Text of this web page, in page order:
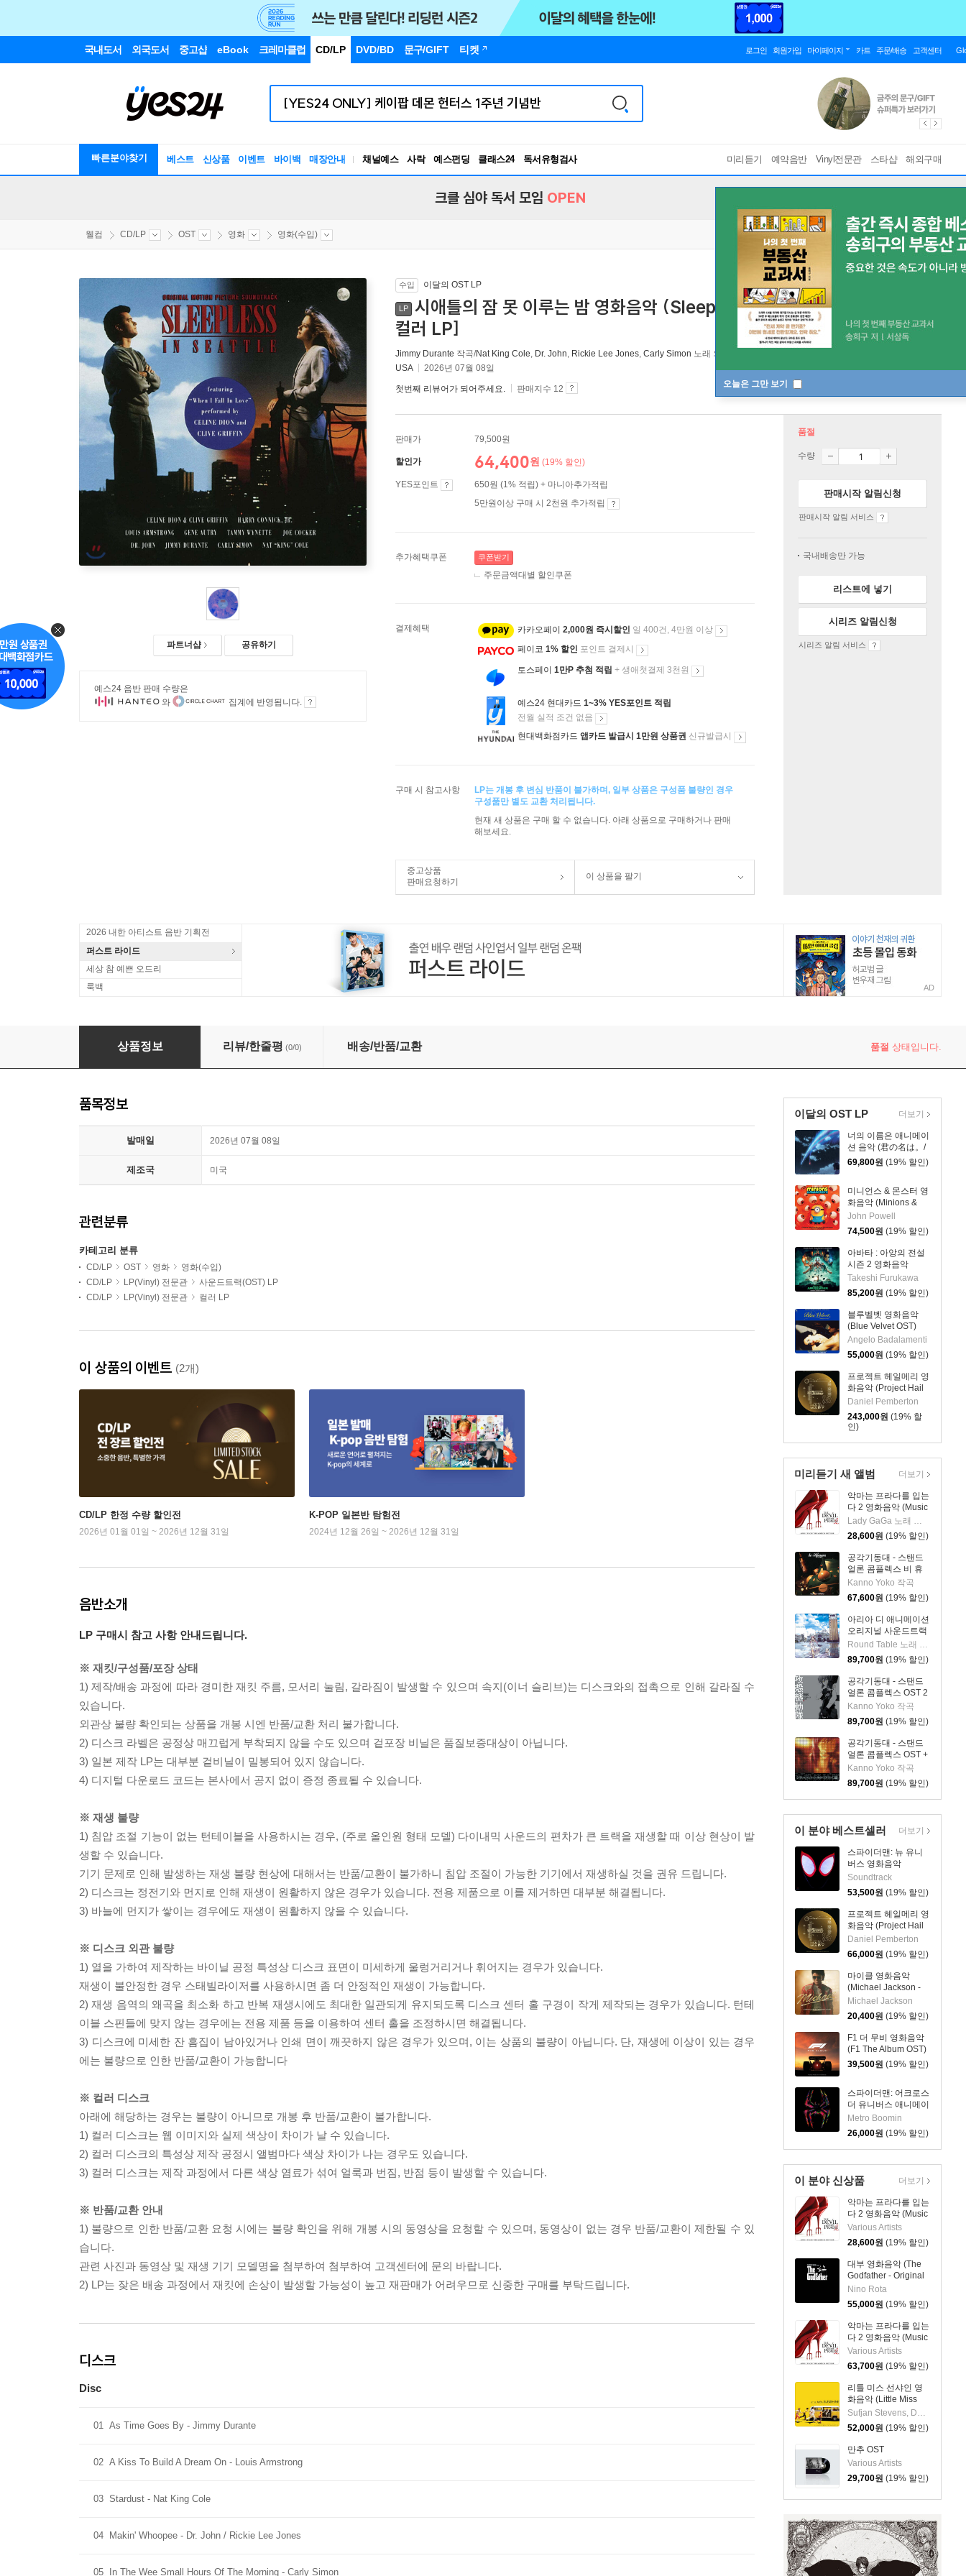
국내도서 외국도서 중고샵 eBook 크레마클럽 CD/LP DVD/BD 문구/GIFT 티켓 로그인 회원가입 마이페이지 카트 주문/배송 고객센터
빠른분야찾기 베스트 신상품 이벤트 바이백 매장안내 채널예스 사락 예스펀딩 클래스24
독서유형검사
RBTI Lab
미리듣기 예약음반 Vinyl전문관 스타샵 해외구매
오늘은 그만 보기
크클 심야 독서 모임 OPEN
웰컴 CD/LP OST 영화 영화(수입)
파트너샵 공유하기
예스24 음반 판매 수량은
와
집계에 반영됩니다.
수입 이달의 OST LP
LP
시애틀의 잠 못 이루는 밤 영화음악 (Sleepless in Seattle OST) [썬셋
컬러 LP]
Jimmy Durante 작곡/Nat King Cole, Dr. John, Rickie Lee Jones, Carly Simon 노래 외 7명
USA
2026년 07월 08일
첫번째 리뷰어가 되어주세요. 판매지수 12
판매가 79,500원
할인가 64,400원 (19% 할인)
YES포인트
650원 (1% 적립) + 마니아추가적립
5만원이상 구매 시 2천원 추가적립
추가혜택쿠폰 쿠폰받기
주문금액대별 할인쿠폰
결제혜택 카카오페이 2,000원 즉시할인 일 400건, 4만원 이상
페이코 1% 할인 포인트 결제시
토스페이 1만P 추첨 적립 + 생애첫결제 3천원
예스24 현대카드 1~3% YES포인트 적립
전월 실적 조건 없음
현대백화점카드 앱카드 발급시 1만원 상품권 신규발급시
구매 시 참고사항
LP는 개봉 후 변심 반품이 불가하며, 일부 상품은 구성품 불량인 경우
구성품만 별도 교환 처리됩니다.
현재 새 상품은 구매 할 수 없습니다. 아래 상품으로 구매하거나 판매
해보세요.
중고상품
판매요청하기
이 상품을 팔기
품절
수량
판매시작 알림신청
판매시작 알림 서비스
국내배송만 가능
리스트에 넣기
시리즈 알림신청
시리즈 알림 서비스
2026 내한 아티스트 음반 기획전
퍼스트 라이드
세상 참 예쁜 오드리
룩백
AD
시애틀의 잠 못 이루는 밤 영화음악 (Sleepless in Seattle OST) [썬셋 컬러 LP]
상품정보 리뷰/한줄평 (0/0) 배송/반품/교환 품절 상태입니다.
이달의 OST LP
너의 이름은 애니메이
션 음악 (君の名は。/
your name. OST by
69,800원 (19% 할인)
미니언스 & 몬스터 영
화음악 (Minions &
Monsters OST by
John Powell) [옐로우
& 스카이블루 컬러
2LP]
John Powell
74,500원 (19% 할인)
아바타 : 아앙의 전설
시즌 2 영화음악
(Avatar: The Last
Airbender Season -
Soundtrack From
The Netflix Series
OST) [그린 마블 컬러
2LP]
Takeshi Furukawa
85,200원 (19% 할인)
블루벨벳 영화음악
(Blue Velvet OST)
[LP]
Angelo Badalamenti
55,000원 (19% 할인)
프로젝트 헤일메리 영
화음악 (Project Hail
Mary - The Complete
Amazon MGM
Studios Soundtrack)
[골드 & 조에트로프
컬러 4LP]
Daniel Pemberton
243,000원 (19% 할
인)
더보기
미리듣기 새 앨범
악마는 프라다를 입는
다 2 영화음악 (Music
from the Motion
Picture The Devil
Wears Prada 2)
Lady GaGa 노래 외 12명
28,600원 (19% 할인)
공각기동대 - 스탠드
얼론 콤플렉스 비 휴
먼 애니메이션 음악
(Ghost In The Shell
STAND ALONE
COMPLEX be
Human) [2LP]
Kanno Yoko 작곡
67,600원 (19% 할인)
아리아 디 애니메이션
오리지널 사운드트랙
(ARIA The
ANIMATION Original
Soundtrack vinyl
edition)[2LP]
Round Table 노래 외 3명
89,700원 (19% 할인)
공각기동대 - 스탠드
얼론 콤플렉스 OST 2
애니메이션 음악
(Ghost In The Shell
STAND ALONE
COMPLEX O.S.T.2)
[2LP]
Kanno Yoko 작곡
89,700원 (19% 할인)
공각기동대 - 스탠드
얼론 콤플렉스 OST +
애니메이션 음악
(Ghost In The Shell
STAND ALONE
COMPLEX O.S.T.＋)
[2LP]
Kanno Yoko 작곡
89,700원 (19% 할인)
더보기
이 분야 베스트셀러
스파이더맨: 뉴 유니
버스 영화음악
(Spider-Man: Into
The Spider-Verse
OST) [LP]
Soundtrack
53,500원 (19% 할인)
프로젝트 헤일메리 영
화음악 (Project Hail
Mary - Original
Soundtrack)
Daniel Pemberton
66,000원 (19% 할인)
마이클 영화음악
(Michael Jackson -
Michael OST: Songs
From the Motion
Picture)
Michael Jackson
20,400원 (19% 할인)
F1 더 무비 영화음악
(F1 The Album OST)
[골드 컬러 LP]
39,500원 (19% 할인)
스파이더맨: 어크로스
더 유니버스 애니메이
션 음악 (Spider-Man:
Across the Spider-
Verse OST)
Metro Boomin
26,000원 (19% 할인)
더보기
이 분야 신상품
악마는 프라다를 입는
다 2 영화음악 (Music
from the Motion
Picture The Devil
Wears Prada 2)
Various Artists
28,600원 (19% 할인)
대부 영화음악 (The
Godfather - Original
Picture Soundtrack)
[LP]
Nino Rota
55,000원 (19% 할인)
악마는 프라다를 입는
다 2 영화음악 (Music
from the Motion
Picture The Devil
Wears Prada 2) [블루
컬러 LP]
Various Artists
63,700원 (19% 할인)
리틀 미스 선샤인 영
화음악 (Little Miss
Sunshine Original
Soundtrack) [옐로우
& 화이트 마블 컬러
LP]
Sufjan Stevens, Devotchka, Mychael Danna
52,000원 (19% 할인)
만추 OST
Various Artists
29,700원 (19% 할인)
더보기
품목정보
발매일 2026년 07월 08일
제조국 미국
관련분류
카테고리 분류
CD/LP OST 영화
영화(수입)
CD/LP
LP(Vinyl) 전문관
사운드트랙(OST) LP
CD/LP
LP(Vinyl) 전문관 컬러 LP
이 상품의 이벤트 (2개)
CD/LP 한정 수량 할인전
2026년 01월 01일 ~ 2026년 12월 31일
K-POP 일본반 탐험전
2024년 12월 26일 ~ 2026년 12월 31일
음반소개
LP 구매시 참고 사항 안내드립니다.
※ 재킷/구성품/포장 상태
1) 제작/배송 과정에 따라 경미한 재킷 주름, 모서리 눌림, 갈라짐이 발생할 수 있으며 속지(이너 슬리브)는 디스크와의 접촉으로 인해 갈라질 수
있습니다.
외관상 불량 확인되는 상품을 개봉 시엔 반품/교환 처리 불가합니다.
2) 디스크 라벨은 공정상 매끄럽게 부착되지 않을 수도 있으며 겉포장 비닐은 품질보증대상이 아닙니다.
3) 일본 제작 LP는 대부분 겉비닐이 밀봉되어 있지 않습니다.
4) 디지털 다운로드 코드는 본사에서 공지 없이 증정 종료될 수 있습니다.
※ 재생 불량
1) 침압 조절 기능이 없는 턴테이블을 사용하시는 경우, (주로 올인원 형태 모델) 다이내믹 사운드의 편차가 큰 트랙을 재생할 때 이상 현상이 발
생할 수 있습니다.
기기 문제로 인해 발생하는 재생 불량 현상에 대해서는 반품/교환이 불가하니 침압 조절이 가능한 기기에서 재생하실 것을 권유 드립니다.
2) 디스크는 정전기와 먼지로 인해 재생이 원활하지 않은 경우가 있습니다. 전용 제품으로 이를 제거하면 대부분 해결됩니다.
3) 바늘에 먼지가 쌓이는 경우에도 재생이 원활하지 않을 수 있습니다.
※ 디스크 외관 불량
1) 열을 가하여 제작하는 바이닐 공정 특성상 디스크 표면이 미세하게 울렁거리거나 휘어지는 경우가 있습니다.
재생이 불안정한 경우 스태빌라이저를 사용하시면 좀 더 안정적인 재생이 가능합니다.
2) 재생 음역의 왜곡을 최소화 하고 반복 재생시에도 최대한 일관되게 유지되도록 디스크 센터 홀 구경이 작게 제작되는 경우가 있습니다. 턴테
이블 스핀들에 맞지 않는 경우에는 전용 제품 등을 이용하여 센터 홀을 조정하시면 해결됩니다.
3) 디스크에 미세한 잔 흠집이 남아있거나 인쇄 면이 깨끗하지 않은 경우가 있으며, 이는 상품의 불량이 아닙니다. 단, 재생에 이상이 있는 경우
에는 불량으로 인한 반품/교환이 가능합니다
※ 컬러 디스크
아래에 해당하는 경우는 불량이 아니므로 개봉 후 반품/교환이 불가합니다.
1) 컬러 디스크는 웹 이미지와 실제 색상이 차이가 날 수 있습니다.
2) 컬러 디스크의 특성상 제작 공정시 앨범마다 색상 차이가 나는 경우도 있습니다.
3) 컬러 디스크는 제작 과정에서 다른 색상 염료가 섞여 얼룩과 번짐, 반점 등이 발생할 수 있습니다.
※ 반품/교환 안내
1) 불량으로 인한 반품/교환 요청 시에는 불량 확인을 위해 개봉 시의 동영상을 요청할 수 있으며, 동영상이 없는 경우 반품/교환이 제한될 수 있
습니다.
관련 사진과 동영상 및 재생 기기 모델명을 첨부하여 첨부하여 고객센터에 문의 바랍니다.
2) LP는 잦은 배송 과정에서 재킷에 손상이 발생할 가능성이 높고 재판매가 어려우므로 신중한 구매를 부탁드립니다.
디스크
Disc
01 As Time Goes By - Jimmy Durante
02 A Kiss To Build A Dream On - Louis Armstrong
03 Stardust - Nat King Cole
04 Makin' Whoopee - Dr. John / Rickie Lee Jones
05 In The Wee Small Hours Of The Morning - Carly Simon